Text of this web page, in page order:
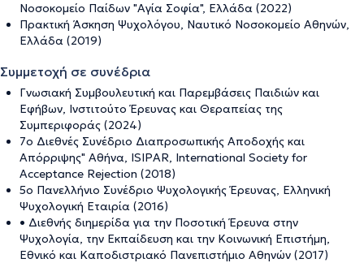
Νοσοκομείο Παίδων "Αγία Σοφία", Ελλάδα (2022)
Πρακτική Άσκηση Ψυχολόγου, Ναυτικό Νοσοκομείο Αθηνών,
Ελλάδα (2019)
Συμμετοχή σε συνέδρια
Γνωσιακή Συμβουλευτική και Παρεμβάσεις Παιδιών και
Εφήβων, Ινστιτούτο Έρευνας και Θεραπείας της
Συμπεριφοράς (2024)
7ο Διεθνές Συνέδριο Διαπροσωπικής Αποδοχής και
Απόρριψης" Αθήνα, ISIPAR, International Society for
Acceptance Rejection (2018)
5ο Πανελλήνιο Συνέδριο Ψυχολογικής Έρευνας, Ελληνική
Ψυχολογική Εταιρία (2016)
• Διεθνής διημερίδα για την Ποσοτική Έρευνα στην
Ψυχολογία, την Εκπαίδευση και την Κοινωνική Επιστήμη,
Εθνικό και Καποδιστριακό Πανεπιστήμιο Αθηνών (2017)